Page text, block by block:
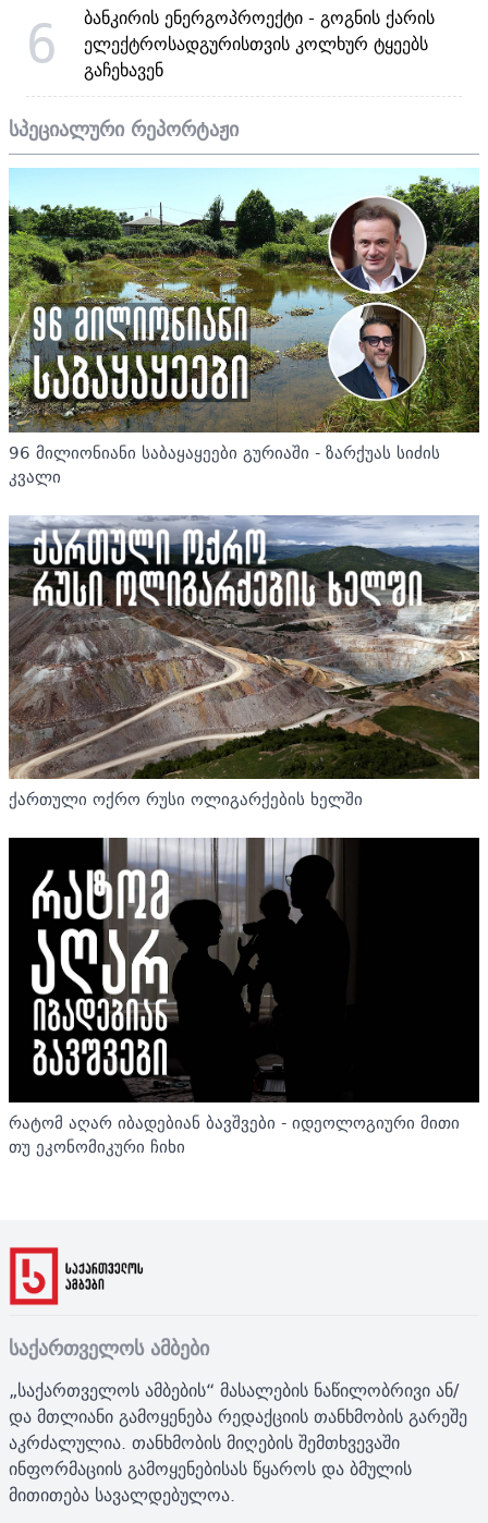
6
ბანკირის ენერგოპროექტი - გოგნის ქარის
ელექტროსადგურისთვის კოლხურ ტყეებს
გაჩეხავენ
სპეციალური რეპორტაჟი
96 მილიონიანი საბაყაყეები გურიაში - ზარქუას სიძის
კვალი
ქართული ოქრო რუსი ოლიგარქების ხელში
რატომ აღარ იბადებიან ბავშვები - იდეოლოგიური მითი
თუ ეკონომიკური ჩიხი
საქართველოს ამბები
„საქართველოს ამბების“ მასალების ნაწილობრივი ან/
და მთლიანი გამოყენება რედაქციის თანხმობის გარეშე
აკრძალულია. თანხმობის მიღების შემთხვევაში
ინფორმაციის გამოყენებისას წყაროს და ბმულის
მითითება სავალდებულოა.